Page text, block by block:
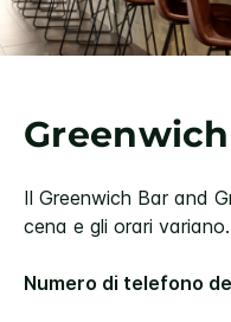
Il Greenwich Bar and
cena e gli orari variano.
Numero di telefono